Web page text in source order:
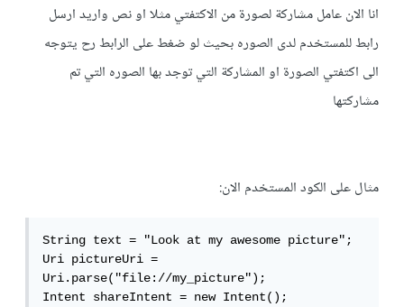
انا الان عامل مشاركة لصورة من الاكتفتي مثلا او نص واريد ارسل
رابط للمستخدم لدى الصوره بحيث لو ضغط على الرابط رح يتوجه
الى اكتفتي الصورة او المشاركة التي توجد بها الصوره التي تم
مشاركتها
مثال على الكود المستخدم الان:
String text = "Look at my awesome picture";
Uri pictureUri =
Uri.parse("file://my_picture");
Intent shareIntent = new Intent();